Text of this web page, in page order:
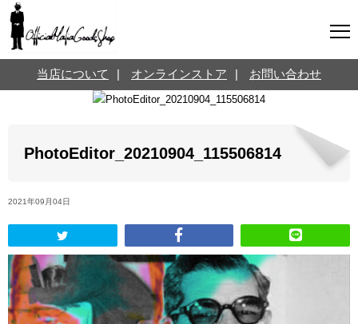
三分で学ぶマフィア暗黒史 名言・悩み相談
映画・ドラマ紹介 映画雑学
当店について オンラインストア お問い合わせ
PhotoEditor_20210904_115506814
2021年09月04日
オンラインストア
お問い合わせ